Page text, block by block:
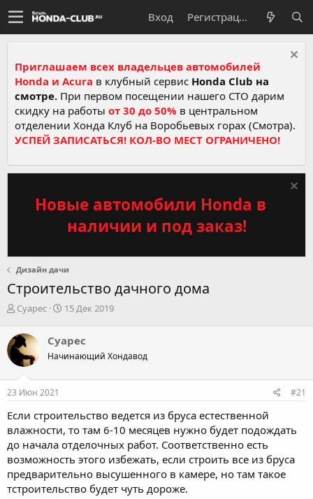
Вход Регистрация
Приглашаем всех владельцев автомобилей
Honda и Acura в клубный сервис Honda Club на
смотре. При первом посещении нашего СТО дарим
скидку на работы от 30 до 50% в центральном
отделении Хонда Клуб на Воробьевых горах (Смотра).
УСПЕЙ ЗАПИСАТЬСЯ! КОЛ-ВО МЕСТ ОГРАНИЧЕНО!
Новые автомобили Honda в
наличии и под заказ!
Дизайн дачи
Строительство дачного дома
А
т
о
р
е
м
Суарес
Д
а
н
ч
а
15 Дек 2019
Суарес
Начинающий Хондавод
23 Июн 2021 #21
Если строительство ведется из бруса естественной
влажности, то там 6-10 месяцев нужно будет подождать
до начала отделочных работ. Соответственно есть
возможность этого избежать, если строить все из бруса
предварительно высушенного в камере, но там такое
тстроительство будет чуть дороже.